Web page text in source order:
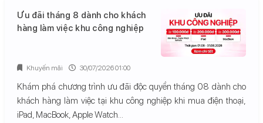
Ưu đãi tháng 8 dành cho khách
hàng làm việc khu công nghiệp
Khám phá chương trình ưu đãi độc quyền tháng 08 dành cho
khách hàng làm việc tại khu công nghiệp khi mua điện thoại,
iPad, MacBook, Apple Watch...
Khuyến mãi 30/07/2026 01:00